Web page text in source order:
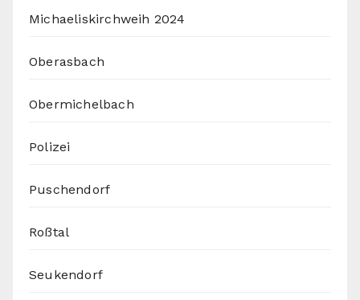
Michaeliskirchweih 2024
Oberasbach
Obermichelbach
Polizei
Puschendorf
Roßtal
Seukendorf